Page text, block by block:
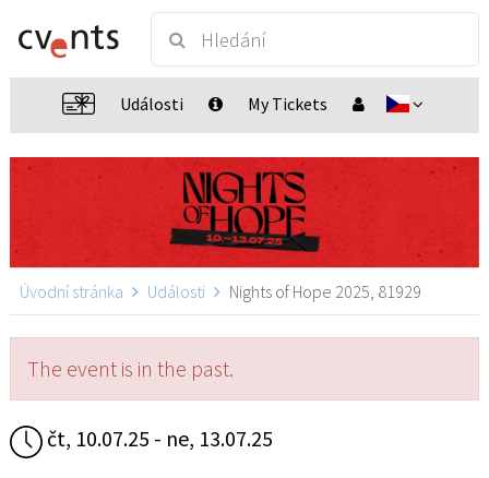
Události My Tickets
Úvodní stránka Události Nights of Hope 2025, 81929
The event is in the past.
čt, 10.07.25 - ne, 13.07.25